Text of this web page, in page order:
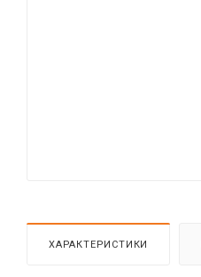
ХАРАКТЕРИСТИКИ